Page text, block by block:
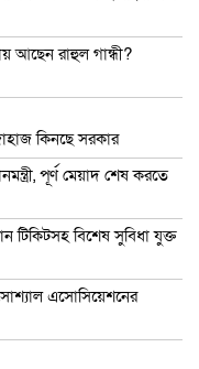
রাহুল গান্ধী?
কিনছে সরকার
পূর্ণ মেয়াদ শেষ করতে
টিকিটসহ বিশেষ সুবিধা যুক্ত
সোশ্যাল এসোসিয়েশনের